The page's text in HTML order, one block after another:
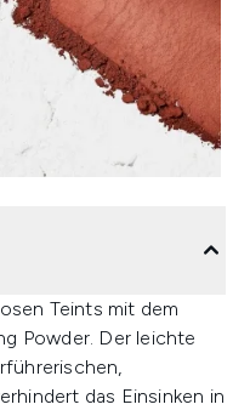
Teints mit dem
Powder. Der leichte
das Einsinken in